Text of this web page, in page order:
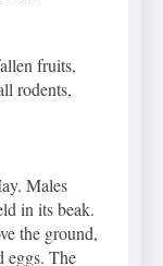
fruits,
rodents,
Males
in its beak.
the ground,
eggs. The